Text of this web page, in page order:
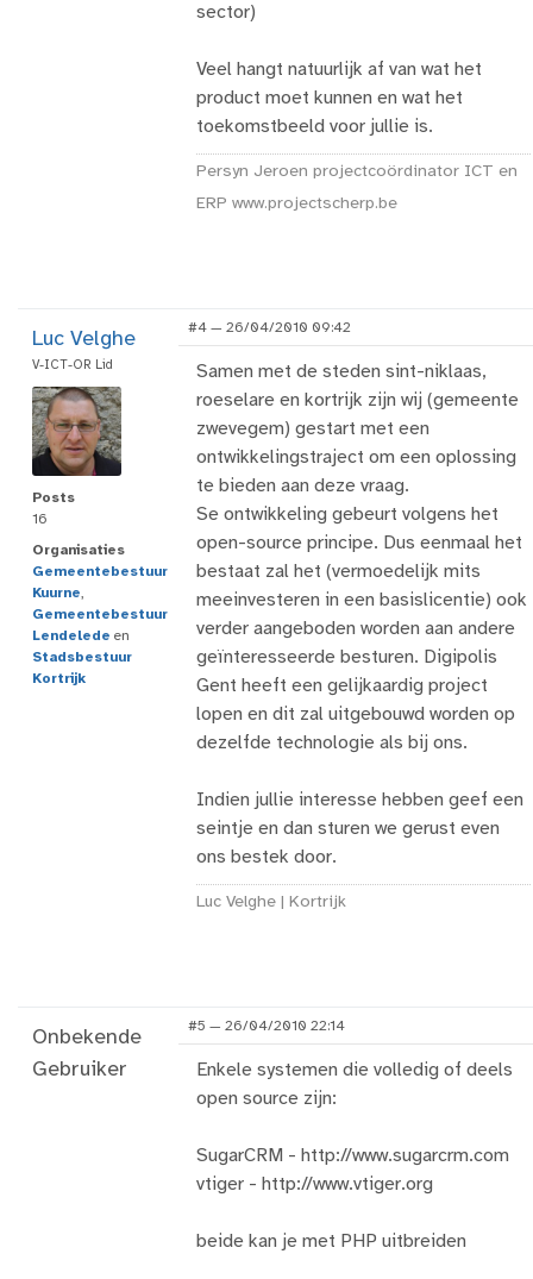
sector)
Veel hangt natuurlijk af van wat het
product moet kunnen en wat het
toekomstbeeld voor jullie is.
Persyn Jeroen projectcoördinator ICT en
ERP www.projectscherp.be
Luc Velghe
V-ICT-OR Lid
Posts
16
Organisaties
Gemeentebestuur
Kuurne,
Gemeentebestuur
Lendelede en
Stadsbestuur
Kortrijk
#4 — 26/04/2010 09:42
Samen met de steden sint-niklaas,
roeselare en kortrijk zijn wij (gemeente
zwevegem) gestart met een
ontwikkelingstraject om een oplossing
te bieden aan deze vraag.
Se ontwikkeling gebeurt volgens het
open-source principe. Dus eenmaal het
bestaat zal het (vermoedelijk mits
meeinvesteren in een basislicentie) ook
verder aangeboden worden aan andere
geïnteresseerde besturen. Digipolis
Gent heeft een gelijkaardig project
lopen en dit zal uitgebouwd worden op
dezelfde technologie als bij ons.
Indien jullie interesse hebben geef een
seintje en dan sturen we gerust even
ons bestek door.
Luc Velghe | Kortrijk
Onbekende
Gebruiker
#5 — 26/04/2010 22:14
Enkele systemen die volledig of deels
open source zijn:
SugarCRM - http://www.sugarcrm.com
vtiger - http://www.vtiger.org
beide kan je met PHP uitbreiden